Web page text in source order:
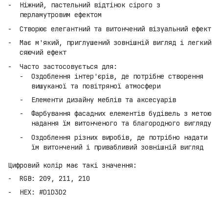
Ніжний, пастельний відтінок сірого з
перламутровим ефектом
Створює елегантний та витончений візуальний ефект
Має м'який, приглушений зовнішній вигляд і легкий
сяючий ефект
Часто застосовується для:
Оздоблення інтер'єрів, де потрібне створення
вишуканої та повітряної атмосфери
Елементи дизайну меблів та аксесуарів
Фарбування фасадних елементів будівель з метою
надання їм витонченого та благородного вигляду
Оздоблення різних виробів, де потрібно надати
їм витончений і привабливий зовнішній вигляд
Цифровий колір має такі значення:
RGB: 209, 211, 210
HEX: #D1D3D2